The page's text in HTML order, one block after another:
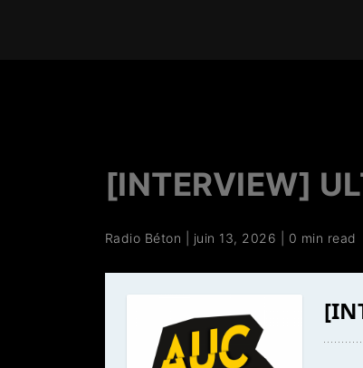
[INTERVIEW]
Radio Béton juin 13, 2026 0 min read